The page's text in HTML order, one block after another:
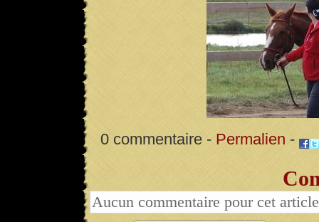
0 commentaire - Permalien -
Aucun commentaire pour cet article